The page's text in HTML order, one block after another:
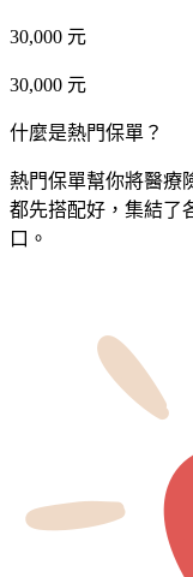
30,000 元
30,000 元
什麼是熱門保單？
熱門保單幫你將醫療
都先搭配好，集結了
口。